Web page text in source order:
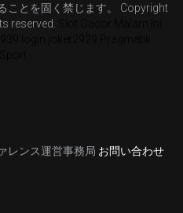
ことを固く禁じます。 Copyright
reserved.
レンス運営事務局 お問い合わせ